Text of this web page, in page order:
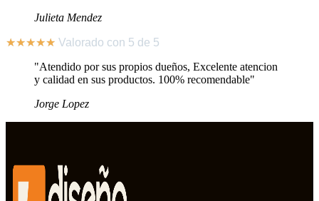
Julieta Mendez
★★★★★ Valorado con 5 de 5
"Atendido por sus propios dueños, Excelente atencion
y calidad en sus productos. 100% recomendable"
Jorge Lopez